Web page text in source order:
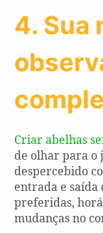
4. Sua
Criar abelhas
de olhar para o
despercebido
entrada e saída
preferidas,
mudanças no